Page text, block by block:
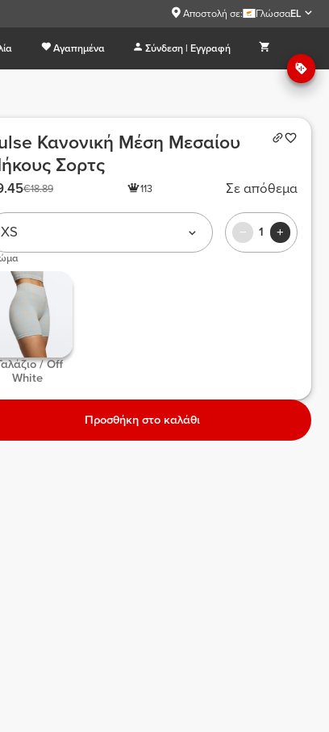
Αποστολή σε: ΓλώσσαEL
Αγαπημένα Σύνδεση | Εγγραφή
Κανονική Μέση Μεσαίου
Σορτς
€18.89 113 Σε απόθεμα
XS 1
White
Προσθήκη στο καλάθι